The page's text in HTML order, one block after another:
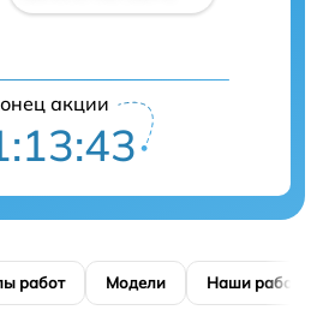
акции
работ Модели Наши работы